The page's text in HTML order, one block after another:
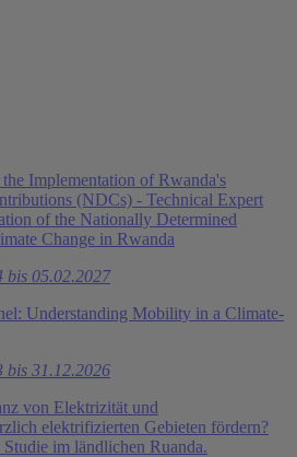
Implementation of Rwanda's
(NDCs) - Technical Expert
of the Nationally Determined
Change in Rwanda
bis 05.02.2027
Understanding Mobility in a Climate-
bis 31.12.2026
von Elektrizität und
elektrifizierten Gebieten fördern?
im ländlichen Ruanda.